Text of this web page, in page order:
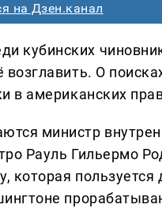
на Дзен.канал
кубинских
О
в американских
министр
Рауль Гильермо
которая